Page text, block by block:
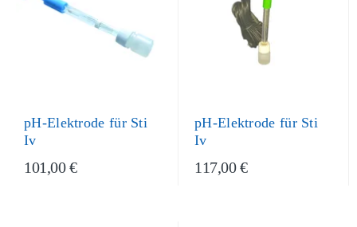
pH-Elektrode für Sti
Iv
101,00 €
pH-Elektrode für Sti
Iv
117,00 €